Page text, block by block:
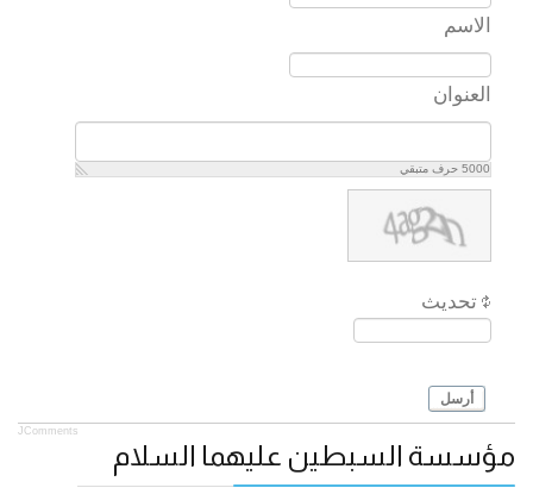
الاسم
العنوان
5000 حرف متبقي
تحديث
أرسل
JComments
مؤسسة السبطين عليهما السلام